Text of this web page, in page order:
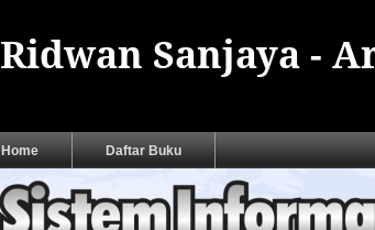
Ridwan Sanjaya -
Home Daftar Buku